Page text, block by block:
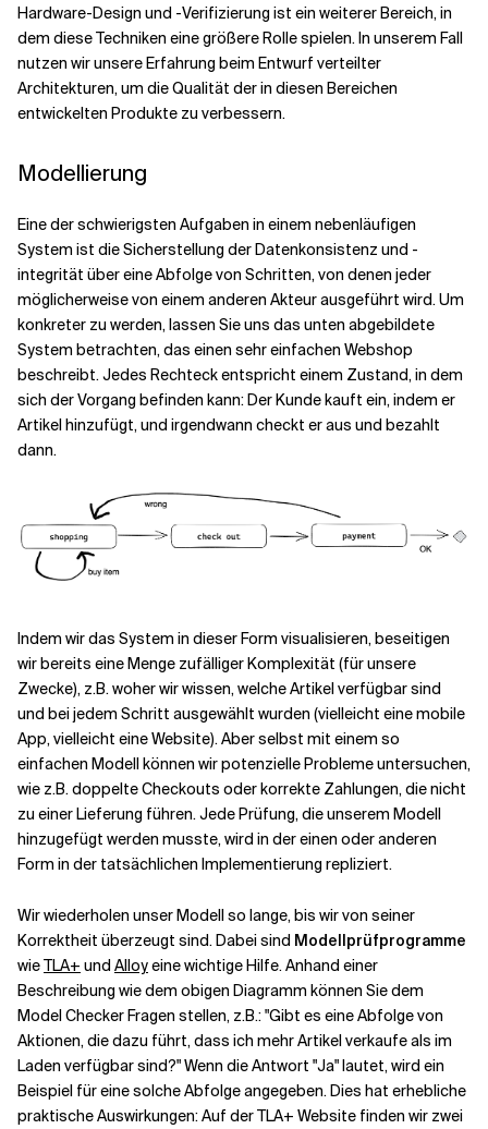
Hardware-Design und -Verifizierung ist ein weiterer Bereich, in
dem diese Techniken eine größere Rolle spielen. In unserem Fall
nutzen wir unsere Erfahrung beim Entwurf verteilter
Architekturen, um die Qualität der in diesen Bereichen
entwickelten Produkte zu verbessern.
Modellierung
Eine der schwierigsten Aufgaben in einem nebenläufigen
System ist die Sicherstellung der Datenkonsistenz und -
integrität über eine Abfolge von Schritten, von denen jeder
möglicherweise von einem anderen Akteur ausgeführt wird. Um
konkreter zu werden, lassen Sie uns das unten abgebildete
System betrachten, das einen sehr einfachen Webshop
beschreibt. Jedes Rechteck entspricht einem Zustand, in dem
sich der Vorgang befinden kann: Der Kunde kauft ein, indem er
Artikel hinzufügt, und irgendwann checkt er aus und bezahlt
dann.
Indem wir das System in dieser Form visualisieren, beseitigen
wir bereits eine Menge zufälliger Komplexität (für unsere
Zwecke), z.B. woher wir wissen, welche Artikel verfügbar sind
und bei jedem Schritt ausgewählt wurden (vielleicht eine mobile
App, vielleicht eine Website). Aber selbst mit einem so
einfachen Modell können wir potenzielle Probleme untersuchen,
wie z.B. doppelte Checkouts oder korrekte Zahlungen, die nicht
zu einer Lieferung führen. Jede Prüfung, die unserem Modell
hinzugefügt werden musste, wird in der einen oder anderen
Form in der tatsächlichen Implementierung repliziert.
Wir wiederholen unser Modell so lange, bis wir von seiner
Korrektheit überzeugt sind. Dabei sind Modellprüfprogramme
wieTLA+ und Alloyeine wichtige Hilfe. Anhand einer
Beschreibung wie dem obigen Diagramm können Sie dem
Model Checker Fragen stellen, z.B.: "Gibt es eine Abfolge von
Aktionen, die dazu führt, dass ich mehr Artikel verkaufe als im
Laden verfügbar sind?" Wenn die Antwort "Ja" lautet, wird ein
Beispiel für eine solche Abfolge angegeben. Dies hat erhebliche
praktische Auswirkungen: Auf der TLA+ Website finden wir zwei